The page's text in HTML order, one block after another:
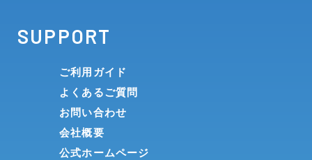
SUPPORT
ご利用ガイド
よくあるご質問
お問い合わせ
会社概要
公式ホームページ